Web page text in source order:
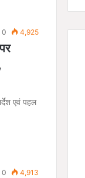
0 4,925
एवं पहल
0 4,913